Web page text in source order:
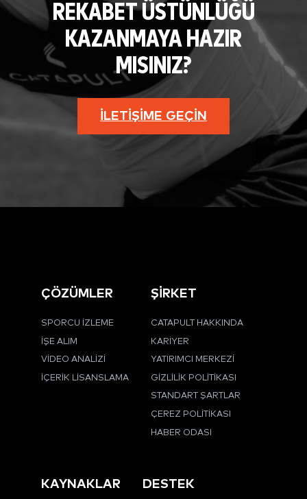
REKABET ÜSTÜNLÜĞÜ
KAZANMAYA HAZIR
MISINIZ?
İLETIŞIME GEÇIN
ÇÖZÜMLER
SPORCU İZLEME
İŞE ALIM
VIDEO ANALIZI
İÇERIK LISANSLAMA
ŞİRKET
CATAPULT HAKKINDA
KARIYER
YATIRIMCI MERKEZI
GIZLILIK POLITIKASI
STANDART ŞARTLAR
ÇEREZ POLITIKASI
HABER ODASI
KAYNAKLAR DESTEK